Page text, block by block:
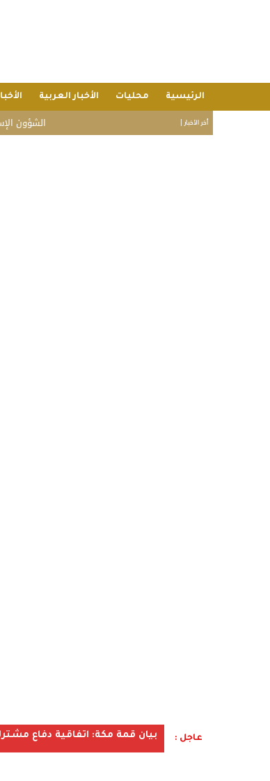
الرئيسية محليات الأخبار العربية
أخر الأخبار | الشؤون
عاجل : بيان قمة مكة: اتفاقية دفاع